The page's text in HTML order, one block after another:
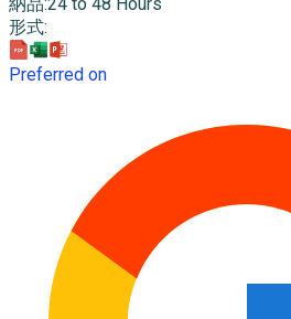
納品:24 to 48 Hours
形式:
Preferred on